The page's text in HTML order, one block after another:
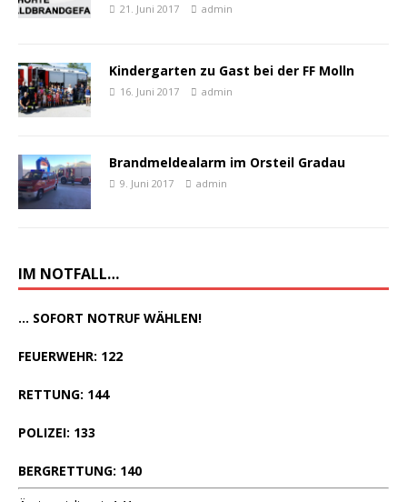
21. Juni 2017 admin
Kindergarten zu Gast bei der FF Molln
16. Juni 2017 admin
Brandmeldealarm im Orsteil Gradau
9. Juni 2017 admin
IM NOTFALL…
... SOFORT NOTRUF WÄHLEN!
FEUERWEHR: 122
RETTUNG: 144
POLIZEI: 133
BERGRETTUNG: 140